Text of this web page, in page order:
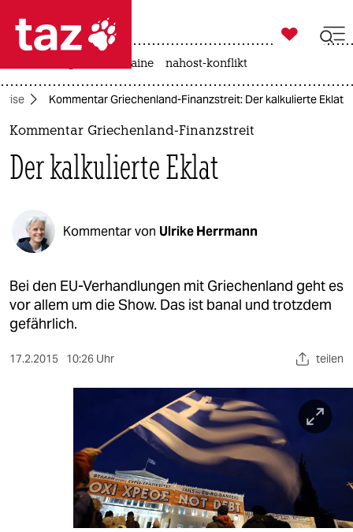
 taz zahl ich
taz zahl ich
politik
öko
gesellschaft
kultur
sport
berlin
veranstaltungen

taz zahl ich
krieg in der ukraine nahost-konflikt
Kommentar Griechenland-Finanzstreit: Der kalkulierte Eklat
Kommentar Griechenland-Finanzstreit
Der kalkulierte Eklat
Kommentar von Ulrike Herrmann
Bei den EU-Verhandlungen mit Griechenland geht es
vor allem um die Show. Das ist banal und trotzdem
gefährlich.
17.2.2015 10:26 Uhr teilen